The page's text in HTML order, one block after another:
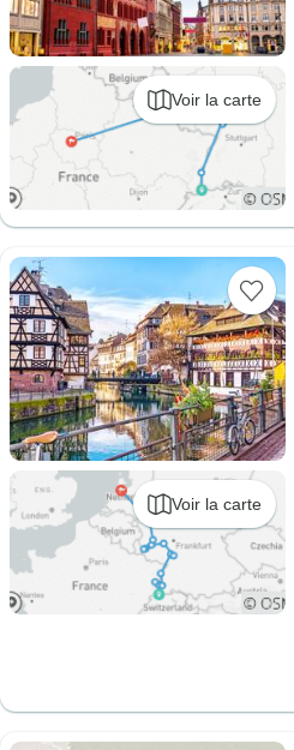
Voir la carte
Voir la carte